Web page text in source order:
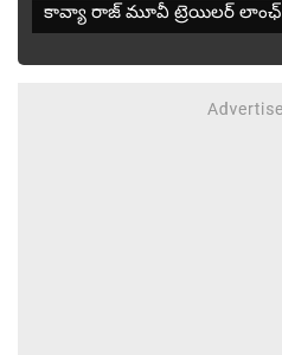
కావ్యా రాజ్ మూవీ ట్రెయిలర్ లాంఛ్